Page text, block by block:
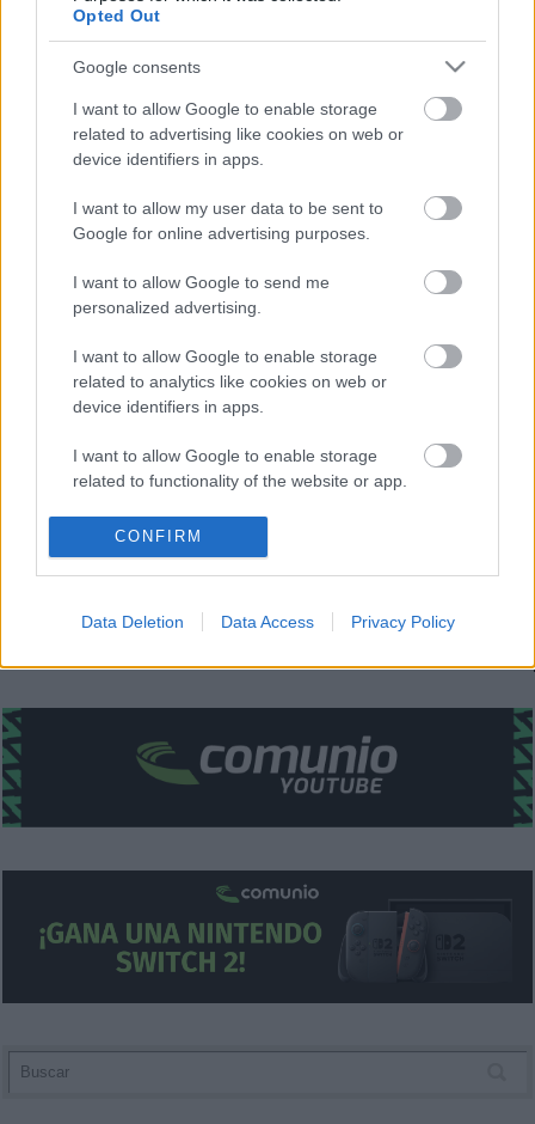
Opted Out
Google consents
I want to allow Google to enable storage
related to advertising like cookies on web or
device identifiers in apps.
I want to allow my user data to be sent to
Google for online advertising purposes.
I want to allow Google to send me
personalized advertising.
I want to allow Google to enable storage
related to analytics like cookies on web or
device identifiers in apps.
I want to allow Google to enable storage
related to functionality of the website or app.
I want to allow Google to enable storage
related to personalization.
related to security, including authentication
CONFIRM
Data Deletion Data Access Privacy Policy
Posible alineación: Ledesma – Iza Carcelén, Haroyan
(Fali), Cala (Fali), Espino – Álex Fernández, Jonsson, Perea
(Sobrino), Salvi – Sobrino (Negredo), Choco Lozano.
Garrido (rodilla), Alarcón (lesión muscular).
Posibles modificaciones: tras dos derrotas consecutivas
cambios en el equipo. Fali puede volver a la titularidad, ya
sea como central por Haroyan o Cala o en el centro del
campo por Álex Fernández o Jonsson. Iza es otro jugador
en duda, pudiendo Akapo ocupar su puesto. No se pueden
descartar cambios en las bandas, pasando Sobrino a jugar
de Choco Lozano.
¿Aún no juegas a Comunio? Regístrate, ¡gratis!